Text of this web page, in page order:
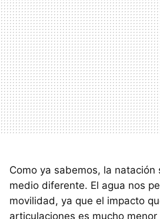
Como ya sabemos, la natación
medio diferente. El agua nos
movilidad, ya que el impacto
articulaciones es mucho